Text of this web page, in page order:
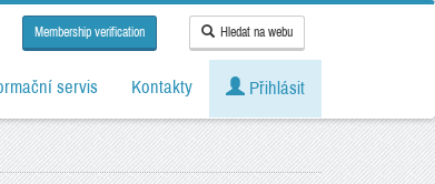
Membership verification Hledat na webu
servis Kontakty Přihlásit